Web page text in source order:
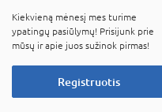
Kiekvieną mėnesį mes turime
ypatingų pasiūlymų! Prisijunk prie
mūsų ir apie juos sužinok pirmas!
Registruotis